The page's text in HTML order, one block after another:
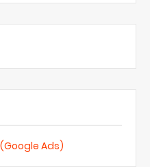
Ads)